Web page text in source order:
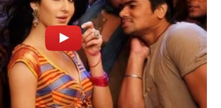
ATLÉTICO NACIONAL
CORTULUÁ DEPORTES